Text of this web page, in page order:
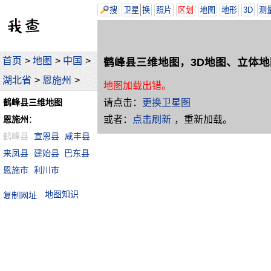
首页 > 地图 > 中国 >
湖北省 > 恩施州 >
鹤峰县三维地图
恩施州 ：
鹤峰县
宣恩县
咸丰县
来凤县 建始县
巴东县
恩施市 利川市
地图知识
搜 卫星 换 照片 区划 地图 地形 3D 测
鹤峰县三维地图，3D地图、立体地
地图加载出错。
请点击：
更换卫星图
或者：
点击刷新 ，重新加载。